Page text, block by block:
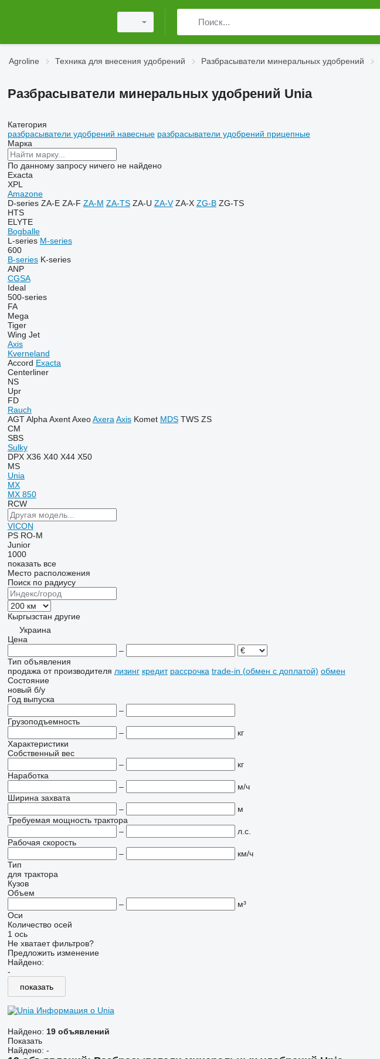
Agroline Техника для внесения удобрений Разбрасыватели минеральных удобрений
Разбрасыватели минеральных удобрений Unia
Категория
разбрасыватели удобрений навесные разбрасыватели удобрений прицепные
Марка
По данному запросу ничего не найдено
Exacta
XPL
Amazone
D-series ZA-E ZA-F ZA-M ZA-TS ZA-U ZA-V ZA-X ZG-B ZG-TS
HTS
ELYTE
Bogballe
L-series M-series
600
B-series K-series
ANP
CGSA
Ideal
500-series
FA
Mega
Tiger
Wing Jet
Axis
Kverneland
Accord Exacta
Centerliner
NS
Upr
FD
Rauch
AGT Alpha Axent Axeo Axera Axis Komet MDS TWS ZS
CM
SBS
Sulky
DPX X36 X40 X44 X50
MS
Unia
MX
MX 850
RCW
VICON
PS RO-M
Junior
1000
показать все
Место расположения
Поиск по радиусу
Кыргызстан другие
Украина
Цена
–
Тип объявления
продажа от производителя лизинг кредит рассрочка trade-in (обмен с доплатой) обмен
Состояние
новый б/у
Год выпуска
–
Грузоподъемность
–
кг
Характеристики
Собственный вес
–
кг
Наработка
–
м/ч
Ширина захвата
–
м
Требуемая мощность трактора
–
л.с.
Рабочая скорость
–
км/ч
Тип
для трактора
Кузов
Объем
–
м³
Оси
Количество осей
1 ось
Не хватает фильтров?
Предложить изменение
Найдено:
-
показать
Информация о Unia
Найдено: 19 объявлений
Показать
Найдено: -